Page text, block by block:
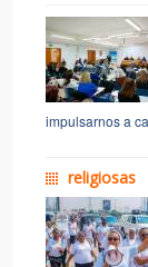
impulsarnos a
religiosas